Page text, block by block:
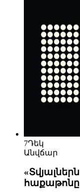
7Դեկ
Անվճար
հաքաթոնը